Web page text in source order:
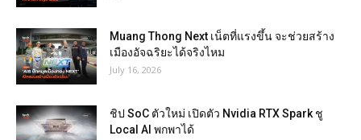
Muang Thong Next เน็ตที่แรงขึ้น จะช่วยสร้าง
เมืองอัจฉริยะได้จริงไหม
July 16, 2026
ชิป SoC ตัวใหม่ เปิดตัว Nvidia RTX Spark ชู
Local AI พกพาได้